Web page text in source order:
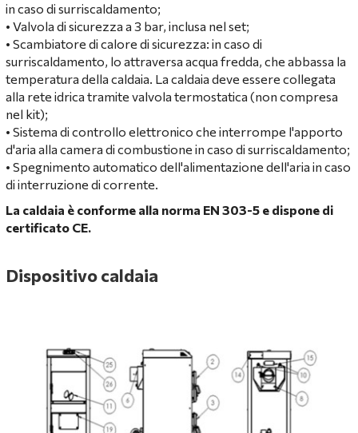
in caso di surriscaldamento;
• Valvola di sicurezza a 3 bar, inclusa nel set;
• Scambiatore di calore di sicurezza: in caso di
surriscaldamento, lo attraversa acqua fredda, che abbassa la
temperatura della caldaia. La caldaia deve essere collegata
alla rete idrica tramite valvola termostatica (non compresa
nel kit);
• Sistema di controllo elettronico che interrompe l'apporto
d'aria alla camera di combustione in caso di surriscaldamento;
• Spegnimento automatico dell'alimentazione dell'aria in caso
di interruzione di corrente.
La caldaia è conforme alla norma EN 303-5 e dispone di
certificato CE.
Dispositivo caldaia